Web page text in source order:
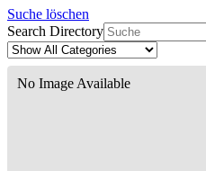
Suche löschen
Search Directory
No Image Available